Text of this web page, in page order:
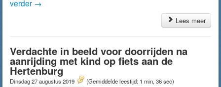
verder →
Lees meer
Verdachte in beeld voor doorrijden na
aanrijding met kind op fiets aan de
Hertenburg
Dinsdag 27 augustus 2019 (Gemiddelde leestijd: 1 min, 36 sec)